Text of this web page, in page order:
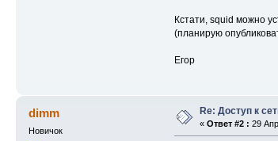
Кстати, squid можно
(планирую
Егор
dimm
Новичок
Re: Доступ к
« Ответ #2 : 29